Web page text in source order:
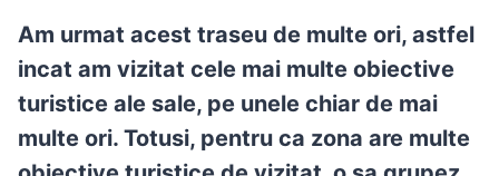
Am urmat acest traseu de multe ori, astfel
incat am vizitat cele mai multe obiective
turistice ale sale, pe unele chiar de mai
multe ori. Totusi, pentru ca zona are multe